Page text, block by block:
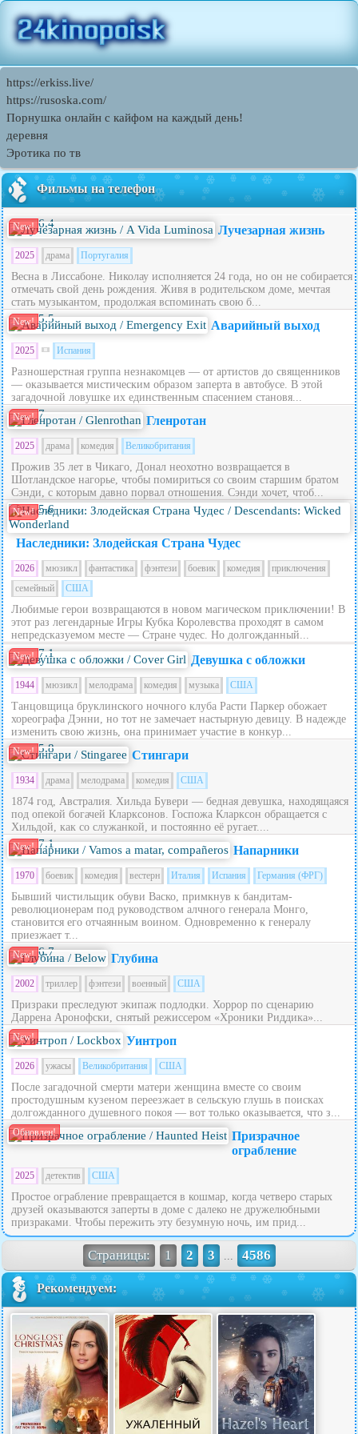
https://erkiss.live/
https://rusoska.com/
Порнушка онлайн с кайфом на каждый день!
деревня
Эротика по тв
Фильмы на телефон
New! 6.4 Лучезарная жизнь
2025 драма Португалия
Весна в Лиссабоне. Николау исполняется 24 года, но он не собирается
отмечать свой день рождения. Живя в родительском доме, мечтая
стать музыкантом, продолжая вспоминать свою б...
New! 5.5 Аварийный выход
2025 Испания
Разношерстная группа незнакомцев — от артистов до священников
— оказывается мистическим образом заперта в автобусе. В этой
загадочной ловушке их единственным спасением становя...
New! 7 Гленротан
2025 драма комедия Великобритания
Прожив 35 лет в Чикаго, Донал неохотно возвращается в
Шотландское нагорье, чтобы помириться со своим старшим братом
Сэнди, с которым давно порвал отношения. Сэнди хочет, чтоб...
New! 5.6
Наследники: Злодейская Страна Чудес
2026 мюзикл фантастика фэнтези боевик комедия
приключения
семейный
США
Любимые герои возвращаются в новом магическом приключении! В
этот раз легендарные Игры Кубка Королевства проходят в самом
непредсказуемом месте — Стране чудес. Но долгожданный...
New! 7.1 Девушка с обложки
1944 мюзикл мелодрама комедия музыка США
Танцовщица бруклинского ночного клуба Расти Паркер обожает
хореографа Дэнни, но тот не замечает настырную девицу. В надежде
изменить свою жизнь, она принимает участие в конкур...
New! 5.8 Стингари
1934 драма мелодрама комедия США
1874 год, Австралия. Хильда Бувери — бедная девушка, находящаяся
под опекой богачей Кларксонов. Госпожа Кларксон обращается с
Хильдой, как со служанкой, и постоянно её ругает....
New! 7.1 Напарники
1970 боевик комедия вестерн Италия Испания Германия (ФРГ)
Бывший чистильщик обуви Васко, примкнув к бандитам-
революционерам под руководством алчного генерала Монго,
становится его отчаянным воином. Одновременно к генералу
приезжает т...
New! 6.7 Глубина
2002 триллер фэнтези военный США
Призраки преследуют экипаж подлодки. Хоррор по сценарию
Даррена Аронофски, снятый режиссером «Хроники Риддика»...
New! Уинтроп
2026 ужасы Великобритания США
После загадочной смерти матери женщина вместе со своим
простодушным кузеном переезжает в сельскую глушь в поисках
долгожданного душевного покоя — вот только оказывается, что з...
Обновлен!
Призрачное
ограбление
2025 детектив США
Простое ограбление превращается в кошмар, когда четверо старых
друзей оказываются заперты в доме с далеко не дружелюбными
призраками. Чтобы пережить эту безумную ночь, им прид...
Страницы: 1 2 3 ... 4586
Рекомендуем: